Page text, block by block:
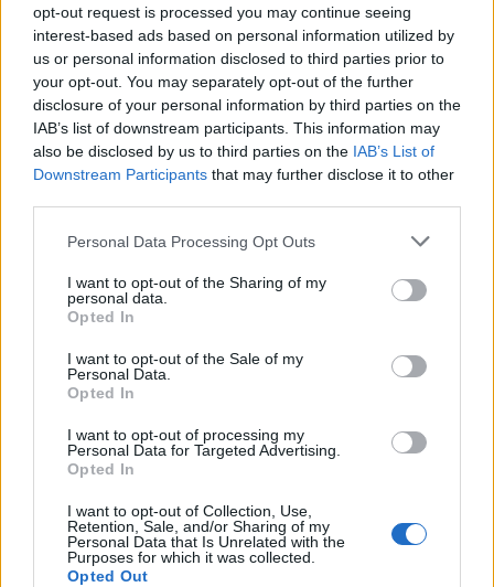
opt-out request is processed you may continue seeing
interest-based ads based on personal information utilized by
us or personal information disclosed to third parties prior to
your opt-out. You may separately opt-out of the further
disclosure of your personal information by third parties on the
IAB’s list of downstream participants. This information may
also be disclosed by us to third parties on the IAB’s List of
Downstream Participants that may further disclose it to other
Personal Data Processing Opt Outs
I want to opt-out of the Sharing of my
personal data.
Opted In
I want to opt-out of the Sale of my
Personal Data.
Opted In
I want to opt-out of processing my
Personal Data for Targeted Advertising.
Opted In
I want to opt-out of Collection, Use,
Retention, Sale, and/or Sharing of my
Personal Data that Is Unrelated with the
Purposes for which it was collected.
Opted Out
ΕΚΘΕΣΗ ΕΟΔΥ
Ιός Δυτικού Νείλου: 23 νέα κρούσματα
σε μία εβδομάδα- 65 συνολικά και έξι
θάνατοι
Η κυκλοφορία του ιού του Δυτικού Νείλου
αυξάνεται σε αρκετές περιοχές της χώρας, με τα
σοβαρές νευρολογικές επιπλοκές.